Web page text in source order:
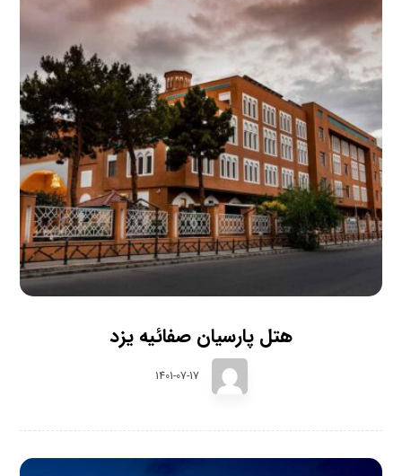
هتل پارسیان صفائیه یزد
1401-07-17